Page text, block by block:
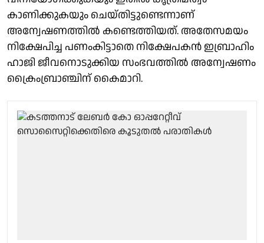
കാണിക്കുകയും ചെയ്തിട്ടുണ്ടെന്നാണ്
അന്വേഷണത്തിൽ കണ്ടെത്തിയത്. അതേസമയം
നിക്ഷേപിച്ച പണംകിട്ടാതെ നിക്ഷേപകൻ ഇബ്രാഹിം
ഹാജി ജീവനൊടുക്കിയ സംഭവത്തിൽ അന്വേഷണം
ക്രൈംബ്രാഞ്ചിന് കൈമാറി.